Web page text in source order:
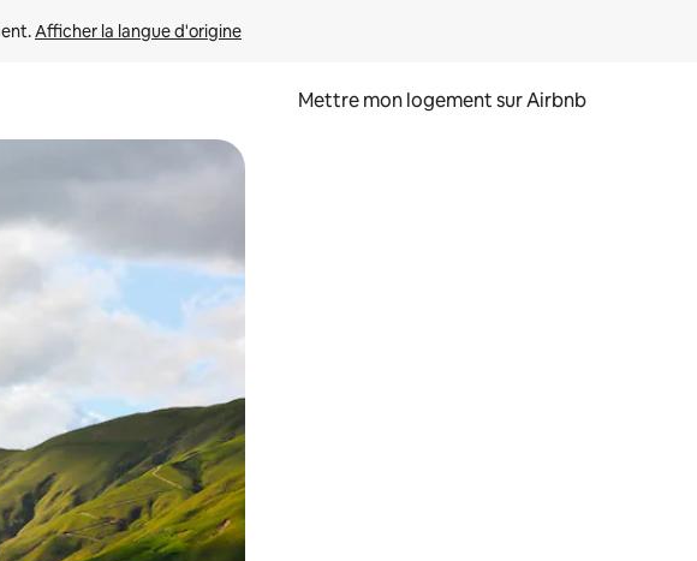
Afficher la langue d'origine
Mettre mon logement sur Airbnb
appuyant et en faisant glisser.